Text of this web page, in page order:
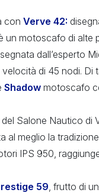
con Verve 42:
un motoscafo di alte
dall’esperto
di 45 nodi.
Shadow motoscafo
Salone Nautico di
al meglio la
IPS 950,
59 , frutto di